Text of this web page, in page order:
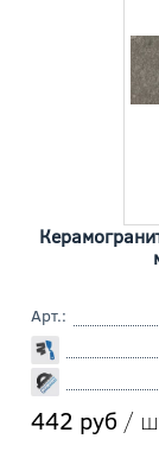
Арт.:
442 руб /